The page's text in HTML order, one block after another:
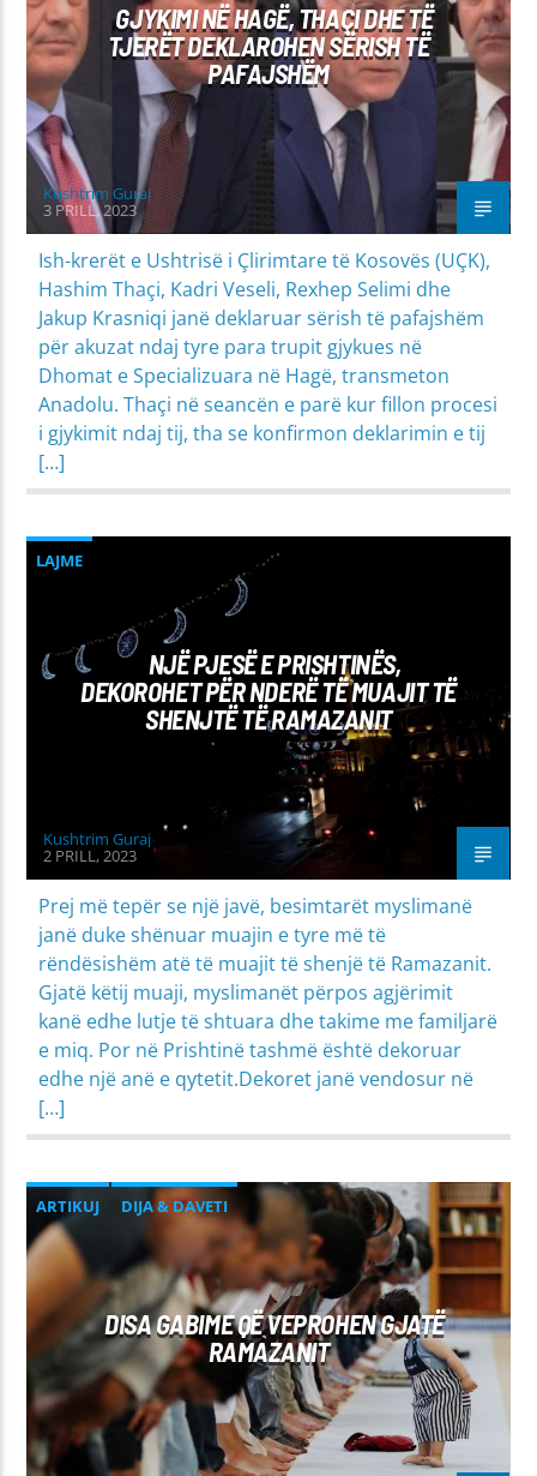
GJYKIMI NË HAGË, THAÇI DHE TË
TJERËT DEKLAROHEN SËRISH TË
PAFAJSHËM
Kushtrim Guraj
3 PRILL, 2023
Ish-krerët e Ushtrisë i Çlirimtare të Kosovës (UÇK),
Hashim Thaçi, Kadri Veseli, Rexhep Selimi dhe
Jakup Krasniqi janë deklaruar sërish të pafajshëm
për akuzat ndaj tyre para trupit gjykues në
Dhomat e Specializuara në Hagë, transmeton
Anadolu. Thaçi në seancën e parë kur fillon procesi
i gjykimit ndaj tij, tha se konfirmon deklarimin e tij
[…]
LAJME
NJË PJESË E PRISHTINËS,
DEKOROHET PËR NDERË TË MUAJIT TË
SHENJTË TË RAMAZANIT
Kushtrim Guraj
2 PRILL, 2023
Prej më tepër se një javë, besimtarët myslimanë
janë duke shënuar muajin e tyre më të
rëndësishëm atë të muajit të shenjë të Ramazanit.
Gjatë këtij muaji, myslimanët përpos agjërimit
kanë edhe lutje të shtuara dhe takime me familjarë
e miq. Por në Prishtinë tashmë është dekoruar
edhe një anë e qytetit.Dekoret janë vendosur në
[…]
ARTIKUJ
DIJA & DAVETI
MIRËSJELLJA - EDUKATA FETARE
DISA GABIME QË VEPROHEN GJATË
RAMAZANIT